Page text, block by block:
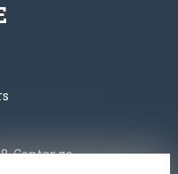
Centar za